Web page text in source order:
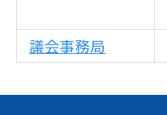
議会事務局